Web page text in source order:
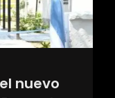
nuevo